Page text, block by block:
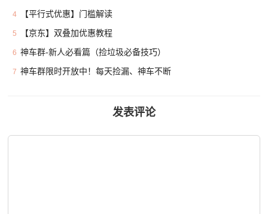
4 【平行式优惠】门槛解读
5 【京东】双叠加优惠教程
6 神车群-新人必看篇（捡垃圾必备技巧）
7 神车群限时开放中！每天捡漏、神车不断
发表评论